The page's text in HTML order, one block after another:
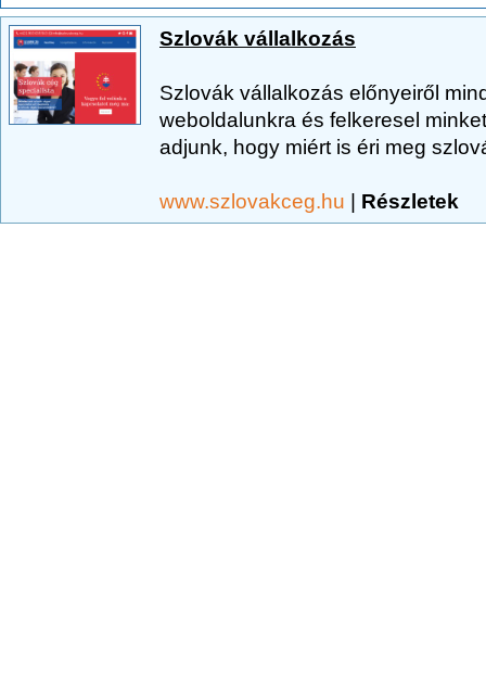
Szlovák vállalkozás
Szlovák vállalkozás előnyeiről
weboldalunkra és felkeresel
adjunk, hogy miért is éri meg
www.szlovakceg.hu | Részletek